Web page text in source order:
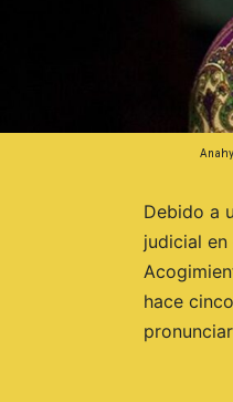
Debido a
judicial
hace